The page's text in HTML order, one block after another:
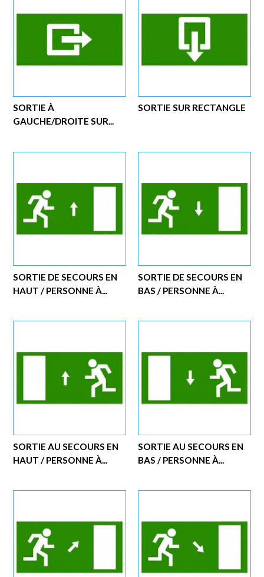
SORTIE SUR RECTANGLE
SORTIE À
GAUCHE/DROITE SUR...
SORTIE DE SECOURS EN
BAS / PERSONNE À...
SORTIE DE SECOURS EN
HAUT / PERSONNE À...
SORTIE AU SECOURS EN
BAS / PERSONNE À...
SORTIE AU SECOURS EN
HAUT / PERSONNE À...